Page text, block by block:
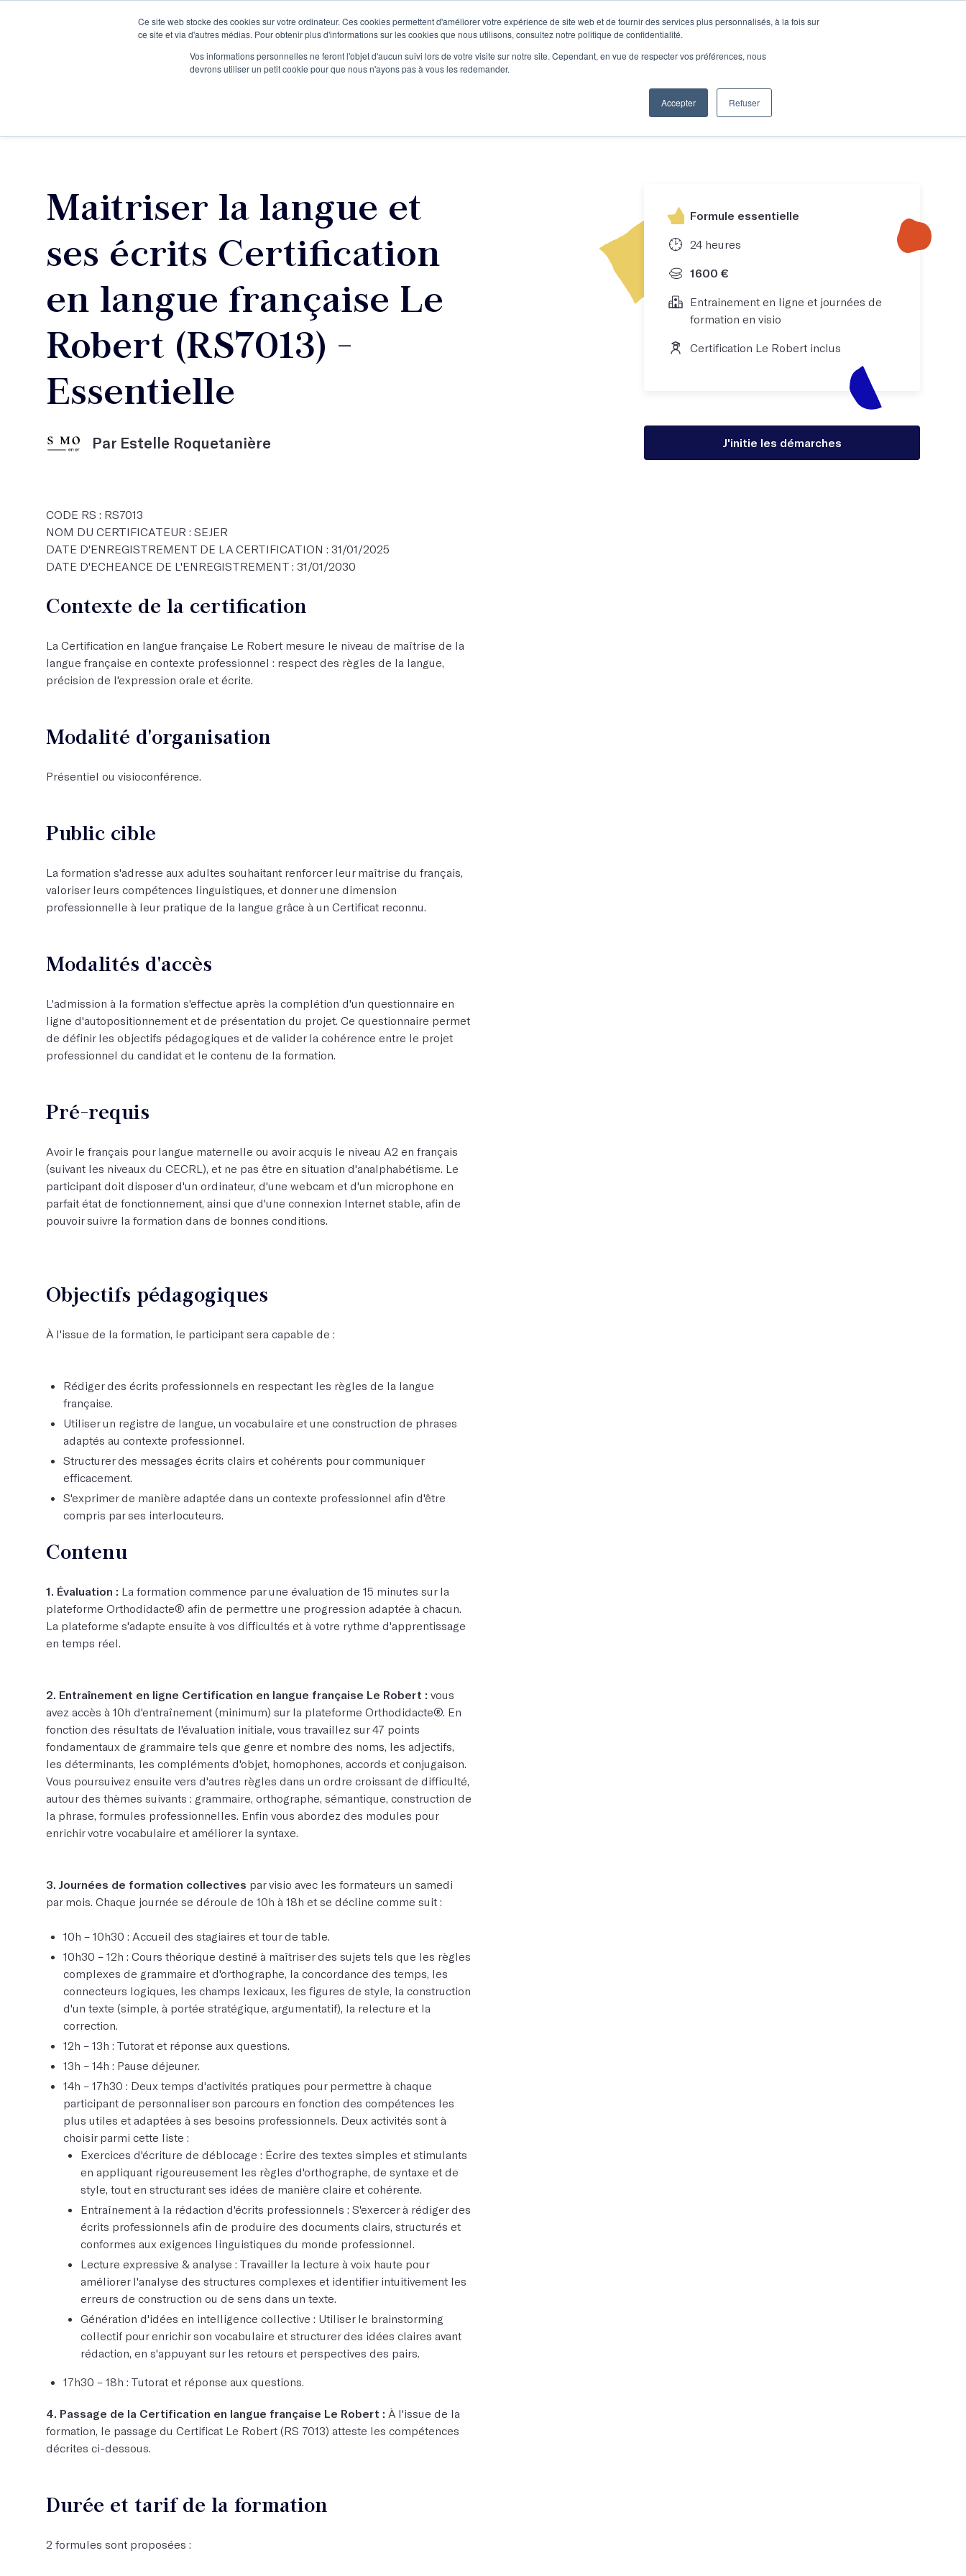
Ce site web stocke des cookies sur votre ordinateur. Ces cookies permettent d'améliorer votre expérience de site web et de fournir des services plus personnalisés, à la fois sur
ce site et via d'autres médias. Pour obtenir plus d'informations sur les cookies que nous utilisons, consultez notre politique de confidentialité.
Vos informations personnelles ne feront l'objet d'aucun suivi lors de votre visite sur notre site. Cependant, en vue de respecter vos préférences, nous
devrons utiliser un petit cookie pour que nous n'ayons pas à vous les redemander.
Accepter Refuser
Je participe à une session d’information Le podcast L'infolettre Se connecter Je découvre les ateliers
Entreprises
Maitriser la langue et
ses écrits Certification
en langue française Le
Robert (RS7013) -
Essentielle
Par Estelle Roquetanière
CODE RS : RS7013
NOM DU CERTIFICATEUR : SEJER
DATE D'ENREGISTREMENT DE LA CERTIFICATION : 31/01/2025
DATE D'ECHEANCE DE L'ENREGISTREMENT : 31/01/2030
Contexte de la certification
La Certification en langue française Le Robert mesure le niveau de maîtrise de la
langue française en contexte professionnel : respect des règles de la langue,
précision de l'expression orale et écrite.
Modalité d'organisation
Présentiel ou visioconférence.
Public cible
La formation s'adresse aux adultes souhaitant renforcer leur maîtrise du français,
valoriser leurs compétences linguistiques, et donner une dimension
professionnelle à leur pratique de la langue grâce à un Certificat reconnu.
Modalités d'accès
L'admission à la formation s'effectue après la complétion d'un questionnaire en
ligne d'autopositionnement et de présentation du projet. Ce questionnaire permet
de définir les objectifs pédagogiques et de valider la cohérence entre le projet
professionnel du candidat et le contenu de la formation.
Pré-requis
Avoir le français pour langue maternelle ou avoir acquis le niveau A2 en français
(suivant les niveaux du CECRL), et ne pas être en situation d'analphabétisme. Le
participant doit disposer d'un ordinateur, d'une webcam et d'un microphone en
parfait état de fonctionnement, ainsi que d'une connexion Internet stable, afin de
pouvoir suivre la formation dans de bonnes conditions.
Objectifs pédagogiques
À l'issue de la formation, le participant sera capable de :
Rédiger des écrits professionnels en respectant les règles de la langue
française.
Utiliser un registre de langue, un vocabulaire et une construction de phrases
adaptés au contexte professionnel.
Structurer des messages écrits clairs et cohérents pour communiquer
efficacement.
S'exprimer de manière adaptée dans un contexte professionnel afin d'être
compris par ses interlocuteurs.
Contenu
1. Évaluation : La formation commence par une évaluation de 15 minutes sur la
plateforme Orthodidacte® afin de permettre une progression adaptée à chacun.
La plateforme s'adapte ensuite à vos difficultés et à votre rythme d'apprentissage
en temps réel.
2. Entraînement en ligne Certification en langue française Le Robert : vous
avez accès à 10h d'entraînement (minimum) sur la plateforme Orthodidacte®. En
fonction des résultats de l'évaluation initiale, vous travaillez sur 47 points
fondamentaux de grammaire tels que genre et nombre des noms, les adjectifs,
les déterminants, les compléments d'objet, homophones, accords et conjugaison.
Vous poursuivez ensuite vers d'autres règles dans un ordre croissant de difficulté,
autour des thèmes suivants : grammaire, orthographe, sémantique, construction de
la phrase, formules professionnelles. Enfin vous abordez des modules pour
enrichir votre vocabulaire et améliorer la syntaxe.
3. Journées de formation collectives par visio avec les formateurs un samedi
par mois. Chaque journée se déroule de 10h à 18h et se décline comme suit :
10h – 10h30 : Accueil des stagiaires et tour de table.
10h30 – 12h : Cours théorique destiné à maîtriser des sujets tels que les règles
complexes de grammaire et d'orthographe, la concordance des temps, les
connecteurs logiques, les champs lexicaux, les figures de style, la construction
d'un texte (simple, à portée stratégique, argumentatif), la relecture et la
correction.
12h – 13h : Tutorat et réponse aux questions.
13h – 14h : Pause déjeuner.
14h – 17h30 : Deux temps d'activités pratiques pour permettre à chaque
participant de personnaliser son parcours en fonction des compétences les
plus utiles et adaptées à ses besoins professionnels. Deux activités sont à
choisir parmi cette liste :
Exercices d'écriture de déblocage : Écrire des textes simples et stimulants
en appliquant rigoureusement les règles d'orthographe, de syntaxe et de
style, tout en structurant ses idées de manière claire et cohérente.
Entraînement à la rédaction d'écrits professionnels : S'exercer à rédiger des
écrits professionnels afin de produire des documents clairs, structurés et
conformes aux exigences linguistiques du monde professionnel.
Lecture expressive & analyse : Travailler la lecture à voix haute pour
améliorer l'analyse des structures complexes et identifier intuitivement les
erreurs de construction ou de sens dans un texte.
Génération d'idées en intelligence collective : Utiliser le brainstorming
collectif pour enrichir son vocabulaire et structurer des idées claires avant
rédaction, en s'appuyant sur les retours et perspectives des pairs.
17h30 – 18h : Tutorat et réponse aux questions.
4. Passage de la Certification en langue française Le Robert : À l'issue de la
formation, le passage du Certificat Le Robert (RS 7013) atteste les compétences
décrites ci-dessous.
Durée et tarif de la formation
2 formules sont proposées :
Formule essentielle
24 heures
1600 €
Entrainement en ligne et journées de
formation en visio
Certification Le Robert inclus
J'initie les démarches